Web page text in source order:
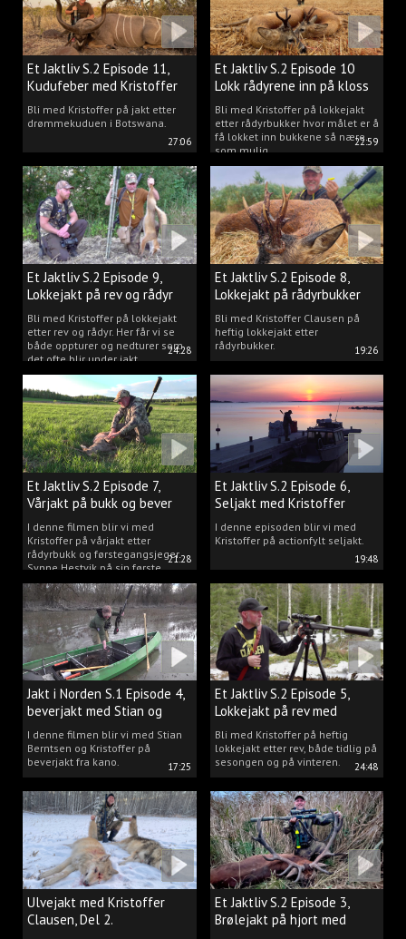
27:06
Et Jaktliv S.2 Episode 11,
Kudufeber med Kristoffer
Clausen
Bli med Kristoffer på jakt etter
drømmekuduen i Botswana.
22:59
Et Jaktliv S.2 Episode 10
Lokk rådyrene inn på kloss
hold.
Bli med Kristoffer på lokkejakt
etter rådyrbukker hvor målet er å
få lokket inn bukkene så nære
som mulig.
24:28
Et Jaktliv S.2 Episode 9,
Lokkejakt på rev og rådyr
med Kristoffer Clausen
Bli med Kristoffer på lokkejakt
etter rev og rådyr. Her får vi se
både oppturer og nedturer som
det ofte blir under jakt.
19:26
Et Jaktliv S.2 Episode 8,
Lokkejakt på rådyrbukker
2023 nr. 1
Bli med Kristoffer Clausen på
heftig lokkejakt etter
rådyrbukker.
21:28
Et Jaktliv S.2 Episode 7,
Vårjakt på bukk og bever
I denne filmen blir vi med
Kristoffer på vårjakt etter
rådyrbukk og førstegangsjeger
Synne Hestvik på sin første
beverjakt.
19:48
Et Jaktliv S.2 Episode 6,
Seljakt med Kristoffer
Clausen
I denne episoden blir vi med
Kristoffer på actionfylt seljakt.
17:25
Jakt i Norden S.1 Episode 4,
beverjakt med Stian og
Kristoffer
I denne filmen blir vi med Stian
Berntsen og Kristoffer på
beverjakt fra kano.
24:48
Et Jaktliv S.2 Episode 5,
Lokkejakt på rev med
Kristoffer Clausen
Bli med Kristoffer på heftig
lokkejakt etter rev, både tidlig på
sesongen og på vinteren.
Ulvejakt med Kristoffer
Clausen, Del 2.
Et Jaktliv S.2 Episode 3,
Brølejakt på hjort med